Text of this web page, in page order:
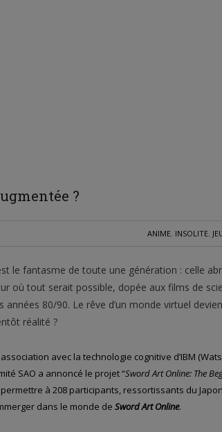
?
ANIME, INSOLITE,
le fantasme de toute une génération : celle
où tout serait possible, dopée aux films de
années 80/90. Le rêve d’un monde virtuel
réalité ?
association avec la technologie cognitive d’IBM
SAO a annoncé le projet “Sword Art Online: The
à 208 participants, ressortissants du
dans le monde de Sword Art Online.